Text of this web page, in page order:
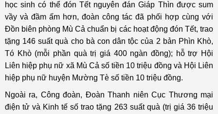
học sinh có thể đón Tết nguyên đán Giáp Thìn được sum
vầy và đầm ấm hơn, đoàn công tác đã phối hợp cùng với
Đồn biên phòng Mù Cả chuẩn bị các hoạt động đón Tết, trao
tặng 146 suất quà cho bà con dân tộc của 2 bản Phìn Khò,
Tó Khò (mỗi phần quà trị giá 400 ngàn đồng); hỗ trợ Hội
Liên hiệp phụ nữ xã Mù Cả số tiền 10 triệu đồng và Hội Liên
hiệp phụ nữ huyện Mường Tè số tiền 10 triệu đồng.
Ngoài ra, Công đoàn, Đoàn Thanh niên Cục Thương mại
điện tử và Kinh tế số trao tặng 263 suất quà (trị giá 36 triệu